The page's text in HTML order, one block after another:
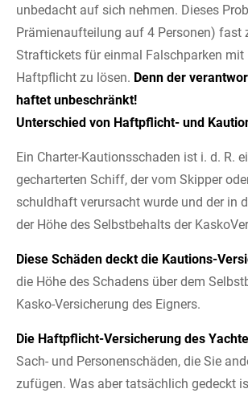
unbedacht auf sich nehmen. Dieses
Prämienaufteilung auf 4 Personen) fast
Straftickets für einmal Falschparken mit
Haftpflicht zu lösen. Denn der
haftet unbeschränkt!
Unterschied von Haftpflicht- und
Ein Charter-Kautionsschaden ist i. d. R.
gecharterten Schiff, der vom Skipper
schuldhaft verursacht wurde und der in
der Höhe des Selbstbehalts der
Diese Schäden deckt die Kautions-
die Höhe des Schadens über dem
Kasko-Versicherung des Eigners.
Die Haftpflicht-Versicherung des
Sach- und Personenschäden, die Sie
zufügen. Was aber tatsächlich gedeckt